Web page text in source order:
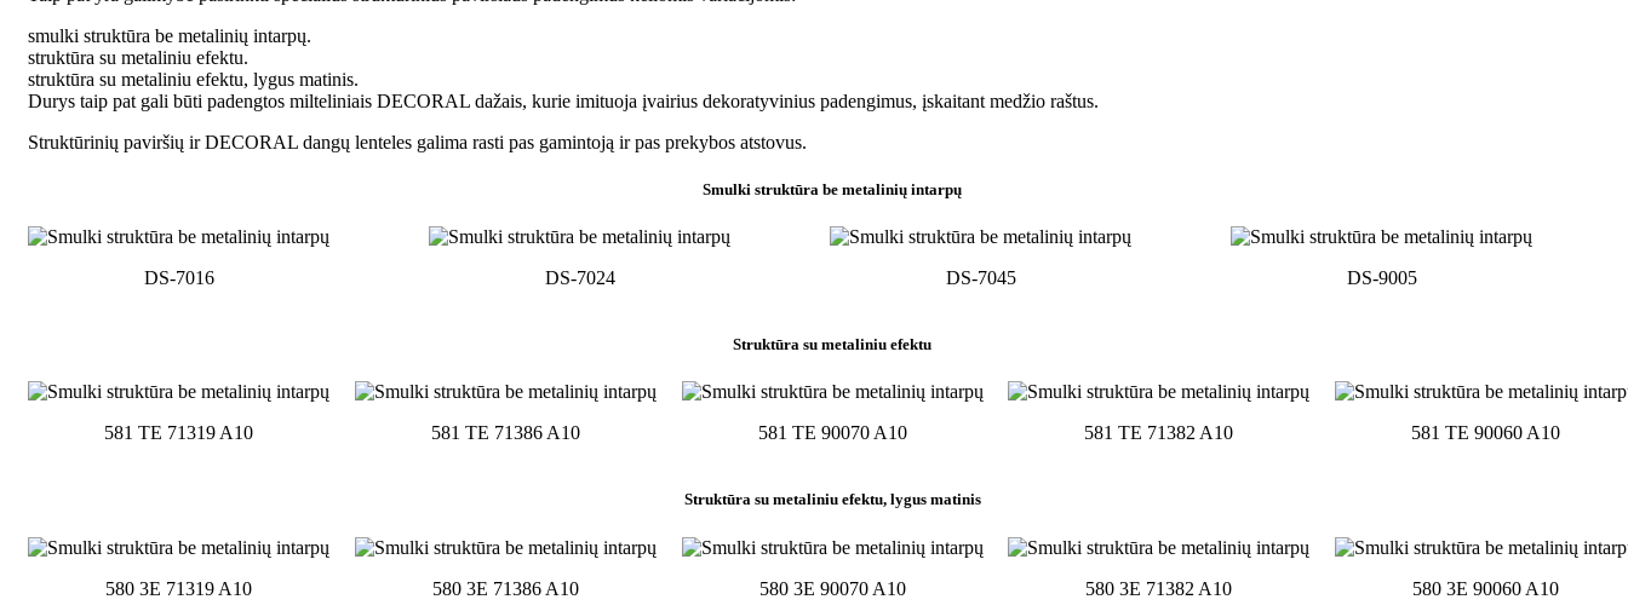
smulki struktūra be metalinių intarpų.
struktūra su metaliniu efektu.
struktūra su metaliniu efektu, lygus matinis.
Durys taip pat gali būti padengtos milteliniais DECORAL dažais, kurie imituoja įvairius dekoratyvinius padengimus, įskaitant medžio raštus.
Struktūrinių paviršių ir DECORAL dangų lenteles galima rasti pas gamintoją ir pas prekybos atstovus.
Smulki struktūra be metalinių intarpų
DS-7016 DS-7024 DS-7045 DS-9005
Struktūra su metaliniu efektu
581 TE 71319 A10 581 TE 71386 A10 581 TE 90070 A10 581 TE 71382 A10 581 TE 90060 A10
Struktūra su metaliniu efektu, lygus matinis
580 3E 71319 A10 580 3E 71386 A10 580 3E 90070 A10 580 3E 71382 A10
580 3E 90060 A10